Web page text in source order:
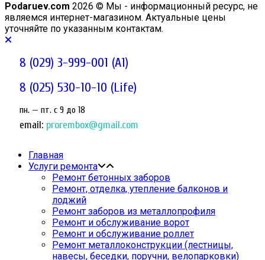
Podaruev.com 2026 © Мы - информационный ресурс, не
являемся интернет-магазином. Актуальные цены
уточняйте по указанным контактам.
8 (029) 3-999-001 (A1)
8 (025) 530-10-10 (Life)
пн. — пт. c 9 до 18
email: prorembox@gmail.com
Главная
Услуги ремонта
Ремонт бетонных заборов
Ремонт, отделка, утепление балконов и
лоджий
Ремонт заборов из металлопрофиля
Ремонт и обслуживание ворот
Ремонт и обслуживание роллет
Ремонт металлоконструкции (лестницы,
навесы, беседки, поручни, велопарковки)